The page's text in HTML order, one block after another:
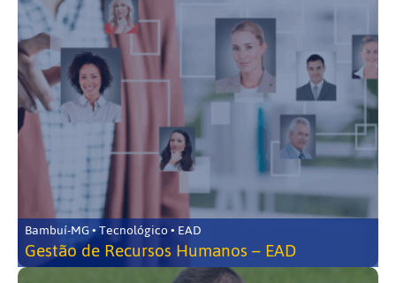
Bambuí-MG • Tecnológico • EAD
Gestão de Recursos Humanos – EAD